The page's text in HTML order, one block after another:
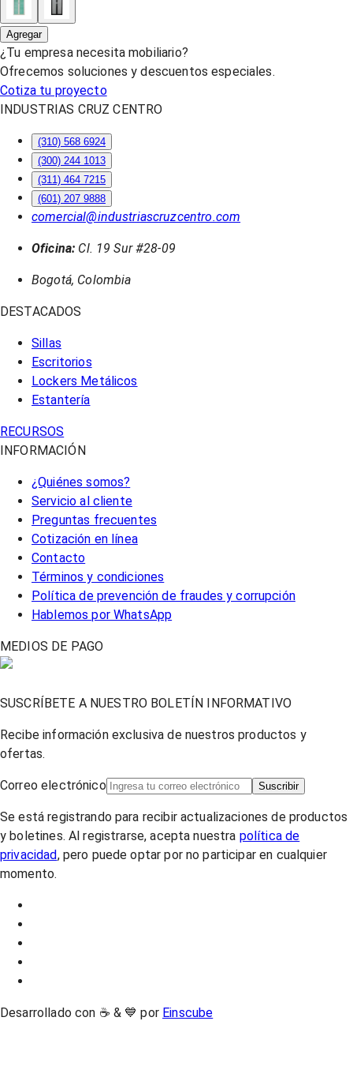
Agregar
¿Tu empresa necesita mobiliario?
Ofrecemos soluciones y descuentos especiales.
Cotiza tu proyecto
INDUSTRIAS CRUZ CENTRO
(310) 568 6924
(300) 244 1013
(311) 464 7215
(601) 207 9888
comercial@industriascruzcentro.com
Oficina: Cl. 19 Sur #28-09
Bogotá, Colombia
DESTACADOS
Sillas
Escritorios
Lockers Metálicos
Estantería
RECURSOS
INFORMACIÓN
¿Quiénes somos?
Servicio al cliente
Preguntas frecuentes
Cotización en línea
Contacto
Términos y condiciones
Política de prevención de fraudes y corrupción
Hablemos por WhatsApp
MEDIOS DE PAGO
SUSCRÍBETE A NUESTRO BOLETÍN INFORMATIVO
Recibe información exclusiva de nuestros productos y
ofertas.
Correo electrónico Suscribir
Se está registrando para recibir actualizaciones de productos
y boletines. Al registrarse, acepta nuestra política de
privacidad, pero puede optar por no participar en cualquier
momento.
Desarrollado con ☕ & 💙 por Einscube